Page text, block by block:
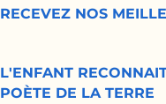
RECEVEZ NOS
L'ENFANT
POÈTE DE LA TERRE